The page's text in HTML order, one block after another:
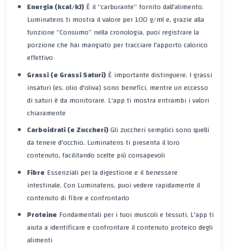
Energia (kcal/kJ)È il “carburante” fornito dall'alimento.
Luminatens ti mostra il valore per 100 g/ml e, grazie alla
funzione “Consumo” nella cronologia, puoi registrare la
porzione che hai mangiato per tracciare l'apporto calorico
effettivo
Grassi (e Grassi Saturi)È importante distinguere. I grassi
insaturi (es. olio d'oliva) sono benefici, mentre un eccesso
di saturi è da monitorare. L'app ti mostra entrambi i valori
chiaramente
Carboidrati (e Zuccheri)Gli zuccheri semplici sono quelli
da tenere d'occhio. Luminatens ti presenta il loro
contenuto, facilitando scelte più consapevoli
Fibre Essenziali per la digestione e il benessere
intestinale. Con Luminatens, puoi vedere rapidamente il
contenuto di fibre e confrontarlo
Proteine Fondamentali per i tuoi muscoli e tessuti. L'app ti
aiuta a identificare e confrontare il contenuto proteico degli
alimenti